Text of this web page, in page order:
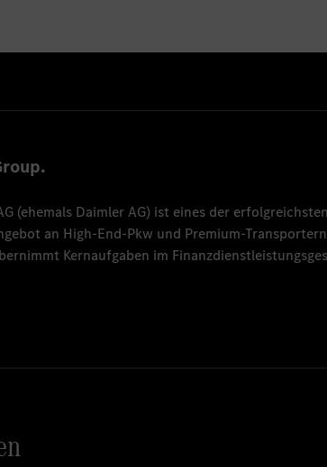
(ehemals Daimler AG) ist eines der
an High-End-Pkw und Premium-
Kernaufgaben im